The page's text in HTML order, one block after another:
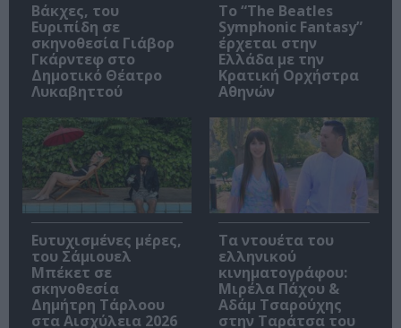
Βάκχες, του
Ευριπίδη σε
σκηνοθεσία Γιάβορ
Γκάρντεφ στο
Δημοτικό Θέατρο
Λυκαβηττού
Το “The Beatles
Symphonic Fantasy”
έρχεται στην
Ελλάδα με την
Κρατική Ορχήστρα
Αθηνών
Ευτυχισμένες μέρες,
του Σάμιουελ
Μπέκετ σε
σκηνοθεσία
Δημήτρη Τάρλοου
στα Αισχύλεια 2026
Τα ντουέτα του
ελληνικού
κινηματογράφου:
Μιρέλα Πάχου &
Αδάμ Τσαρούχης
στην Ταράτσα του